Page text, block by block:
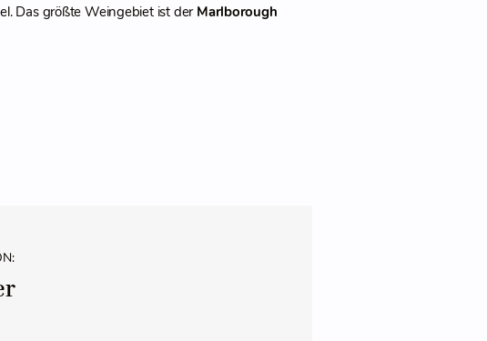
Das größte Weingebiet ist der Marlborough